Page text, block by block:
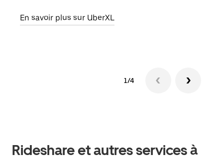
En savoir plus sur UberXL
1/4
Rideshare et autres services à